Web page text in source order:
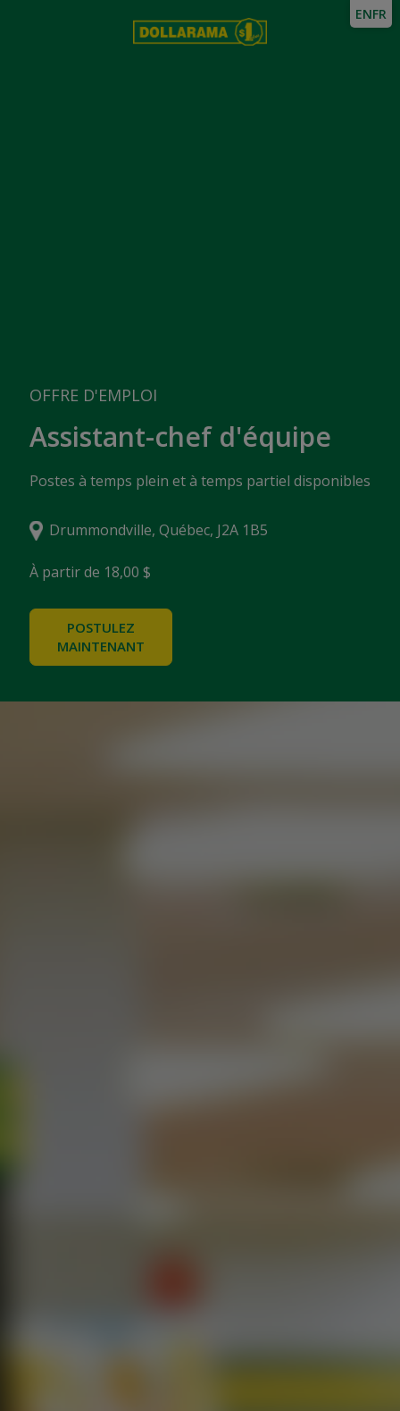
OFFRE D'EMPLOI
Assistant-chef d'équipe
Postes à temps plein et à temps partiel disponibles
Drummondville, Québec, J2A 1B5
À partir de 18,00 $
POSTULEZ
MAINTENANT
ENFR